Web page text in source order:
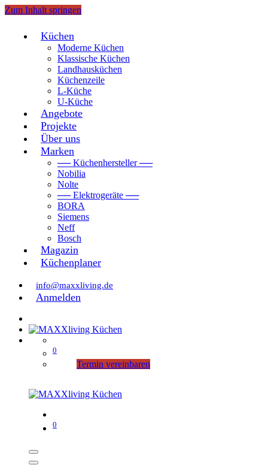
Zum Inhalt springen
Küchen
Moderne Küchen
Klassische Küchen
Landhausküchen
Küchenzeile
L-Küche
U-Küche
Angebote
Projekte
Über uns
Marken
── Küchenhersteller ──
Nobilia
Nolte
── Elektrogeräte ──
BORA
Siemens
Neff
Bosch
Magazin
Küchenplaner
info@maxxliving.de
Anmelden
0
Termin vereinbaren
0